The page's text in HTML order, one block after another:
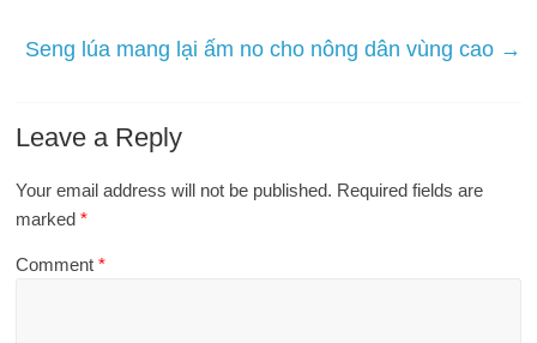
Seng lúa mang lại ấm no cho nông dân vùng cao →
Leave a Reply
Your email address will not be published. Required fields are
marked*
Comment*